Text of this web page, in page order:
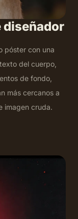
diseñador
póster con una
del cuerpo,
de fondo,
más cercanos a
imagen cruda.